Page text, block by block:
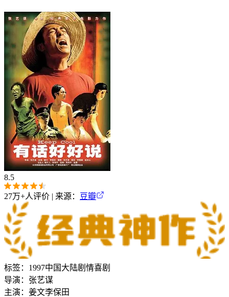
8.5
27万+人评价 | 来源： 豆瓣
标签： 1997中国大陆剧情喜剧
导演： 张艺谋
主演： 姜文李保田